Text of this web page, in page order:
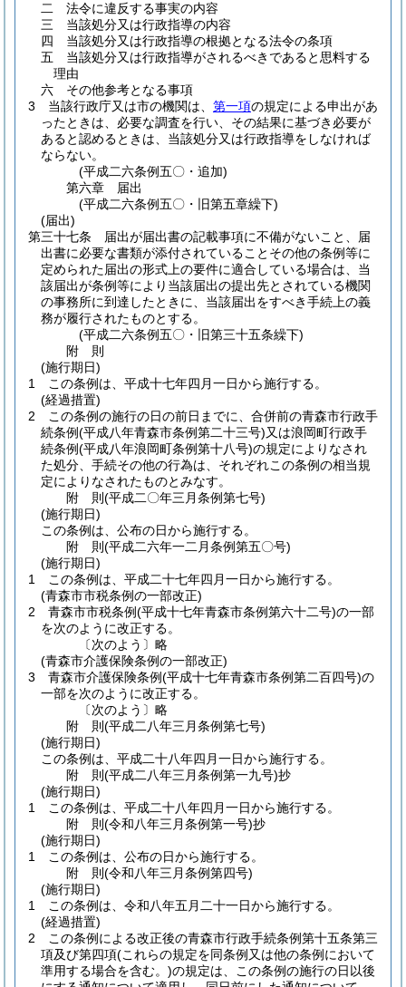
二
法令に違反する事実の内容
三
当該処分又は行政指導の内容
四
当該処分又は行政指導の根拠となる法令の条項
五
当該処分又は行政指導がされるべきであると思料する
理由
六
その他参考となる事項
3
当該行政庁又は市の機関は、 第一項の規定による申出があ
ったときは、必要な調査を行い、その結果に基づき必要が
あると認めるときは、当該処分又は行政指導をしなければ
ならない。
(平成二六条例五〇・追加)
第六章
届出
(平成二六条例五〇・旧第五章繰下)
(届出)
第三十七条
届出が届出書の記載事項に不備がないこと、届
出書に必要な書類が添付されていることその他の条例等に
定められた届出の形式上の要件に適合している場合は、当
該届出が条例等により当該届出の提出先とされている機関
の事務所に到達したときに、当該届出をすべき手続上の義
務が履行されたものとする。
(平成二六条例五〇・旧第三十五条繰下)
附 則
(施行期日)
1
この条例は、平成十七年四月一日から施行する。
(経過措置)
2
この条例の施行の日の前日までに、合併前の青森市行政手
続条例(平成八年青森市条例第二十三号)又は浪岡町行政手
続条例(平成八年浪岡町条例第十八号)の規定によりなされ
た処分、手続その他の行為は、それぞれこの条例の相当規
定によりなされたものとみなす。
附 則(平成二〇年三月条例第七号)
(施行期日)
この条例は、公布の日から施行する。
附 則(平成二六年一二月条例第五〇号)
(施行期日)
1
この条例は、平成二十七年四月一日から施行する。
(青森市市税条例の一部改正)
2
青森市市税条例(平成十七年青森市条例第六十二号)の一部
を次のように改正する。
〔次のよう〕略
(青森市介護保険条例の一部改正)
3
青森市介護保険条例(平成十七年青森市条例第二百四号)の
一部を次のように改正する。
〔次のよう〕略
附 則(平成二八年三月条例第七号)
(施行期日)
この条例は、平成二十八年四月一日から施行する。
附 則(平成二八年三月条例第一九号)抄
(施行期日)
1
この条例は、平成二十八年四月一日から施行する。
附 則(令和八年三月条例第一号)抄
(施行期日)
1
この条例は、公布の日から施行する。
附 則(令和八年三月条例第四号)
(施行期日)
1
この条例は、令和八年五月二十一日から施行する。
(経過措置)
2
この条例による改正後の青森市行政手続条例第十五条第三
項及び第四項(これらの規定を同条例又は他の条例において
準用する場合を含む。)の規定は、この条例の施行の日以後